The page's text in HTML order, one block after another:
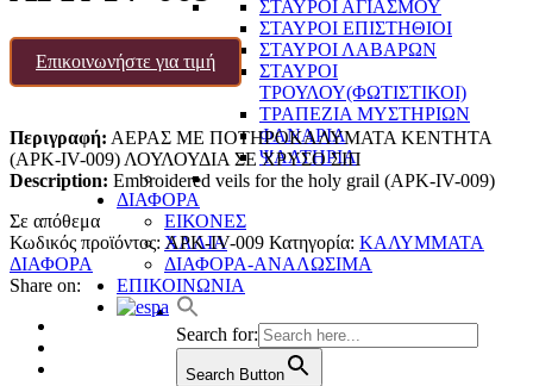
ΣΤΑΥΡΟΙ ΑΓΙΑΣΜΟΥ
ΣΤΑΥΡΟΙ ΕΠΙΣΤΗΘΙΟΙ
ΣΤΑΥΡΟΙ ΛΑΒΑΡΩΝ
ΣΤΑΥΡΟΙ
ΤΡΟΥΛΟΥ(ΦΩΤΙΣΤΙΚΟΙ)
ΤΡΑΠΕΖΙΑ ΜΥΣΤΗΡΙΩΝ
ΦΑΝΑΡΙΑ
ΨΑΛΤΗΡΙΑ
ΔΙΑΦΟΡΑ
ΕΙΚΟΝΕΣ
ΧΑΛΙΑ
ΔΙΑΦΟΡΑ-ΑΝΑΛΩΣΙΜΑ
ΕΠΙΚΟΙΝΩΝΙΑ
Search for:
Search Button
Επικοινωνήστε για τιμή
Περιγραφή: ΑΕΡΑΣ ΜΕ ΠΟΤΗΡΟΚΑΛΥΜΑΤΑ ΚΕΝΤΗΤΑ
(APK-IV-009) ΛΟΥΛΟΥΔΙΑ ΣΕ ΧΡΥΣΟ ΣΙΠ
Description: Embroidered veils for the holy grail (APK-IV-009)
Σε απόθεμα
Κωδικός προϊόντος: APK-IV-009 Κατηγορία: ΚΑΛΥΜΜΑΤΑ
ΔΙΑΦΟΡΑ
Share on: